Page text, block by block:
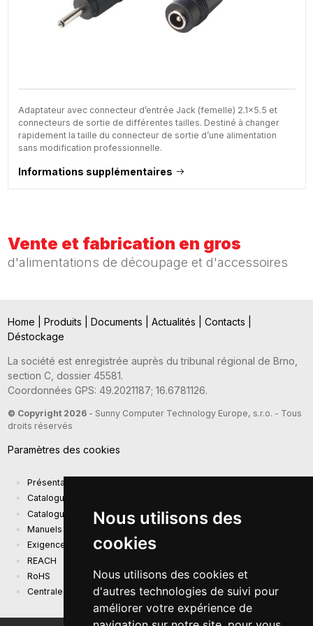
Nous utilisons des
cookies
Nous utilisons des cookies et
d'autres technologies de suivi pour
améliorer votre expérience de
Adaptateur avec connecteur d’entrée Jack (femelle) 2.1x5.5 et
connecteurs de sortie de différentes tailles. Destiné à changer
rapidement la taille du connecteur de sortie d’une alimentation
sans modification professionnelle.
Informations supplémentaires
Vente et fabrication en gros
d'alimentations de découpage et d'accessoires
Home Produits Documents Actualités Contacts
Déstockage
La société est enregistrée auprès du tribunal régional de Brno,
section C, dossier 45581.
Coordonnées GPS: 49.2021187; 16.6781126.
© Copyright 2026- Sunny Computer Technology Europe, s.r.o. - Tous
droits réservés
Paramètres des cookies
Présentation de la société
Catalogue actuel des produits
Catalogue de présentation
Manuels
Exigences d'écoconception (EU) 2019/1782
REACH
RoHS
Centrale photovoltaïque